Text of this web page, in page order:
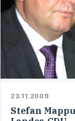
23.11.2009
Stefan